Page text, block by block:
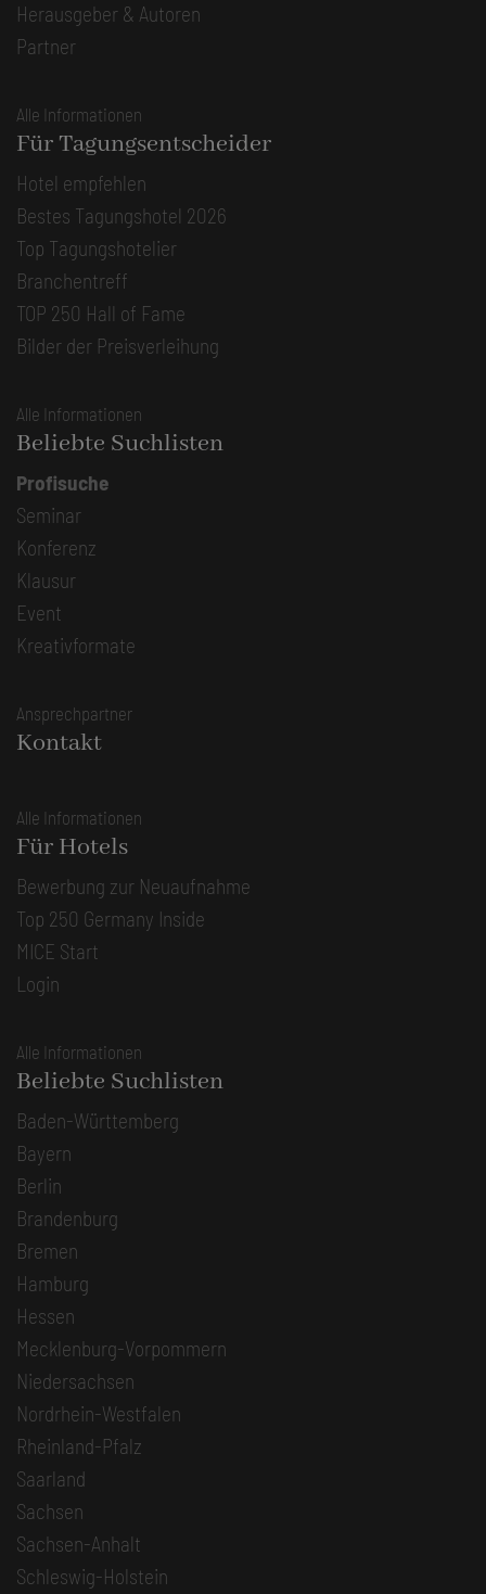
Herausgeber & Autoren
Partner
Alle Informationen
Für Tagungsentscheider
Hotel empfehlen
Bestes Tagungshotel 2026
Top Tagungshotelier
Branchentreff
TOP 250 Hall of Fame
Bilder der Preisverleihung
Alle Informationen
Beliebte Suchlisten
Profisuche
Seminar
Konferenz
Klausur
Event
Kreativformate
Ansprechpartner
Kontakt
Alle Informationen
Für Hotels
Bewerbung zur Neuaufnahme
Top 250 Germany Inside
MICE Start
Login
Alle Informationen
Beliebte Suchlisten
Baden-Württemberg
Bayern
Berlin
Brandenburg
Bremen
Hamburg
Hessen
Mecklenburg-Vorpommern
Niedersachsen
Nordrhein-Westfalen
Rheinland-Pfalz
Saarland
Sachsen
Sachsen-Anhalt
Schleswig-Holstein